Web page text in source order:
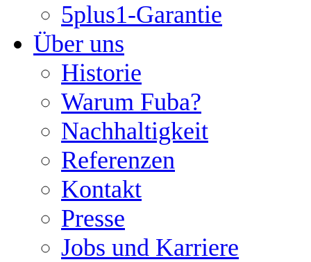
5plus1-Garantie
Über uns
Historie
Warum Fuba?
Nachhaltigkeit
Referenzen
Kontakt
Presse
Jobs und Karriere